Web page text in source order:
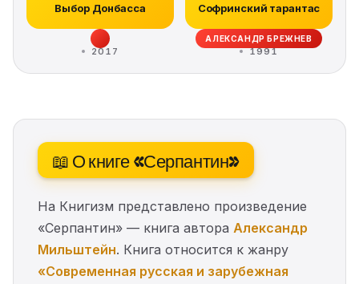
Выбор Донбасса
2017
Софринский тарантас
АЛЕКСАНДР БРЕЖНЕВ
1991
📖 О книге «Серпантин»
На Книгизм представлено произведение
«Серпантин» — книга автора Александр
Мильштейн. Книга относится к жанру
«Современная русская и зарубежная